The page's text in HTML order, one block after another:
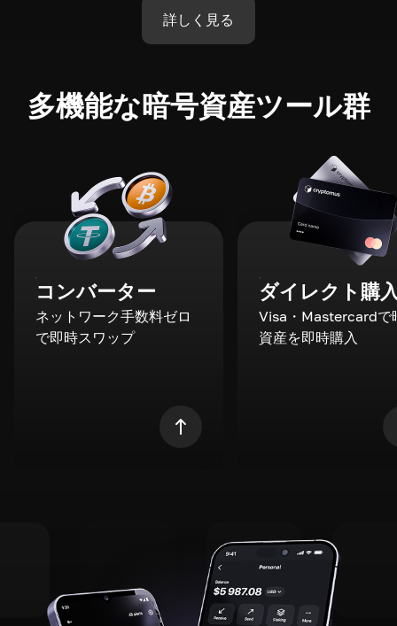
詳しく見る
多機能な暗号資産ツール群
コンバーター
ネットワーク手数料ゼロ
で即時スワップ
ダイレクト購
Visa・Mastercardで
資産を即時購入